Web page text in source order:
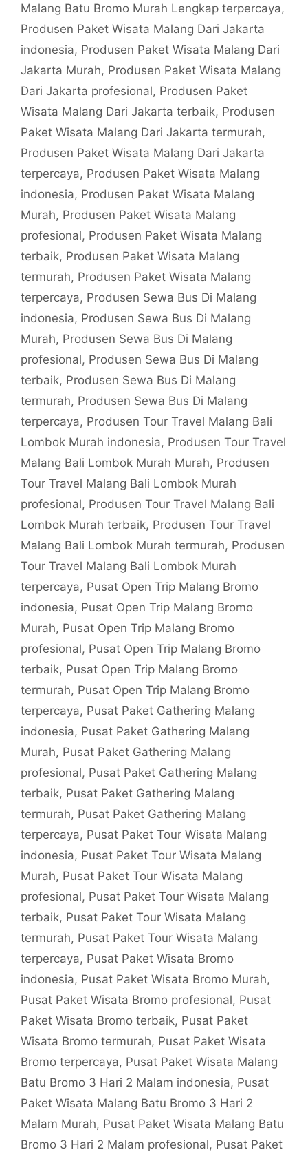
Malang Batu Bromo Murah Lengkap terpercaya,
Produsen Paket Wisata Malang Dari Jakarta
indonesia, Produsen Paket Wisata Malang Dari
Jakarta Murah, Produsen Paket Wisata Malang
Dari Jakarta profesional, Produsen Paket
Wisata Malang Dari Jakarta terbaik, Produsen
Paket Wisata Malang Dari Jakarta termurah,
Produsen Paket Wisata Malang Dari Jakarta
terpercaya, Produsen Paket Wisata Malang
indonesia, Produsen Paket Wisata Malang
Murah, Produsen Paket Wisata Malang
profesional, Produsen Paket Wisata Malang
terbaik, Produsen Paket Wisata Malang
termurah, Produsen Paket Wisata Malang
terpercaya, Produsen Sewa Bus Di Malang
indonesia, Produsen Sewa Bus Di Malang
Murah, Produsen Sewa Bus Di Malang
profesional, Produsen Sewa Bus Di Malang
terbaik, Produsen Sewa Bus Di Malang
termurah, Produsen Sewa Bus Di Malang
terpercaya, Produsen Tour Travel Malang Bali
Lombok Murah indonesia, Produsen Tour Travel
Malang Bali Lombok Murah Murah, Produsen
Tour Travel Malang Bali Lombok Murah
profesional, Produsen Tour Travel Malang Bali
Lombok Murah terbaik, Produsen Tour Travel
Malang Bali Lombok Murah termurah, Produsen
Tour Travel Malang Bali Lombok Murah
terpercaya, Pusat Open Trip Malang Bromo
indonesia, Pusat Open Trip Malang Bromo
Murah, Pusat Open Trip Malang Bromo
profesional, Pusat Open Trip Malang Bromo
terbaik, Pusat Open Trip Malang Bromo
termurah, Pusat Open Trip Malang Bromo
terpercaya, Pusat Paket Gathering Malang
indonesia, Pusat Paket Gathering Malang
Murah, Pusat Paket Gathering Malang
profesional, Pusat Paket Gathering Malang
terbaik, Pusat Paket Gathering Malang
termurah, Pusat Paket Gathering Malang
terpercaya, Pusat Paket Tour Wisata Malang
indonesia, Pusat Paket Tour Wisata Malang
Murah, Pusat Paket Tour Wisata Malang
profesional, Pusat Paket Tour Wisata Malang
terbaik, Pusat Paket Tour Wisata Malang
termurah, Pusat Paket Tour Wisata Malang
terpercaya, Pusat Paket Wisata Bromo
indonesia, Pusat Paket Wisata Bromo Murah,
Pusat Paket Wisata Bromo profesional, Pusat
Paket Wisata Bromo terbaik, Pusat Paket
Wisata Bromo termurah, Pusat Paket Wisata
Bromo terpercaya, Pusat Paket Wisata Malang
Batu Bromo 3 Hari 2 Malam indonesia, Pusat
Paket Wisata Malang Batu Bromo 3 Hari 2
Malam Murah, Pusat Paket Wisata Malang Batu
Bromo 3 Hari 2 Malam profesional, Pusat Paket